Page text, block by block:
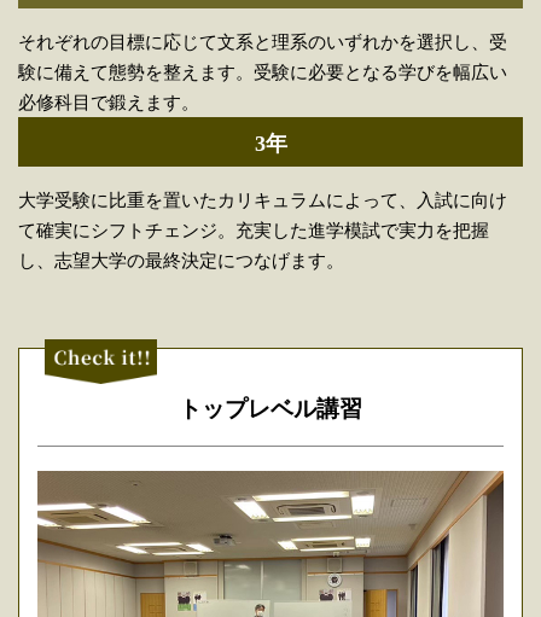
それぞれの目標に応じて文系と理系のいずれかを選択し、受
験に備えて態勢を整えます。受験に必要となる学びを幅広い
必修科目で鍛えます。
3年
大学受験に比重を置いたカリキュラムによって、入試に向け
て確実にシフトチェンジ。充実した進学模試で実力を把握
し、志望大学の最終決定につなげます。
トップレベル講習